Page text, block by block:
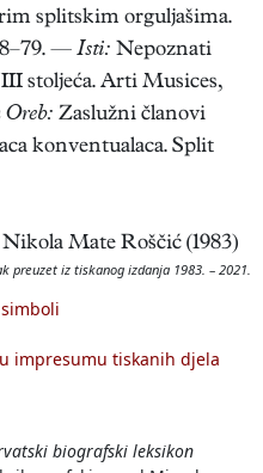
splitskim orguljašima.
— Isti: Nepoznati
stoljeća. Arti Musices,
Zaslužni članovi
konventualaca. Split
Nikola Mate Roščić (1983)
preuzet iz tiskanog izdanja 1983. – 2021.
impresumu tiskanih djela
biografski leksikon